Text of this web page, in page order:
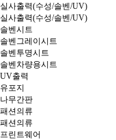
실사출력(수성/솔벤/UV)
실사출력(수성/솔벤/UV)
솔벤시트
솔벤그레이시트
솔벤투명시트
솔벤차량용시트
UV출력
유포지
나무간판
패션의류
패션의류
프린트웨어